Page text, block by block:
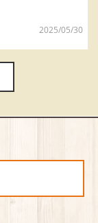
2025/05/30